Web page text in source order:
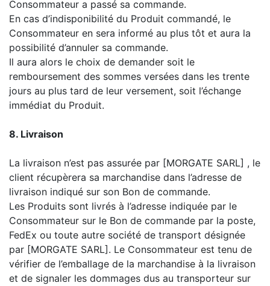
Consommateur a passé sa commande.
En cas d’indisponibilité du Produit commandé, le
Consommateur en sera informé au plus tôt et aura la
possibilité d’annuler sa commande.
Il aura alors le choix de demander soit le
remboursement des sommes versées dans les trente
jours au plus tard de leur versement, soit l’échange
immédiat du Produit.
8. Livraison
La livraison n’est pas assurée par [MORGATE SARL] , le
client récupèrera sa marchandise dans l’adresse de
livraison indiqué sur son Bon de commande.
Les Produits sont livrés à l’adresse indiquée par le
Consommateur sur le Bon de commande par la poste,
FedEx ou toute autre société de transport désignée
par [MORGATE SARL]. Le Consommateur est tenu de
vérifier de l’emballage de la marchandise à la livraison
et de signaler les dommages dus au transporteur sur